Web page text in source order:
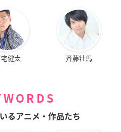
健太 斉藤壮馬
るアニメ・作品たち